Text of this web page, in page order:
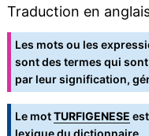
Traduction en
Les mots ou les
sont des termes qui
par leur signification,
Le motTURFIGENESE